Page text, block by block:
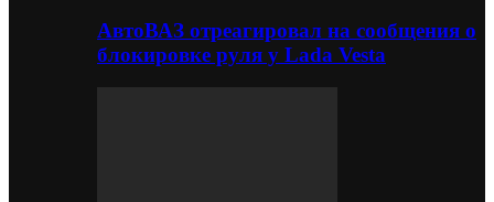
АвтоВАЗ отреагировал на сообщения о
блокировке руля у Lada Vesta